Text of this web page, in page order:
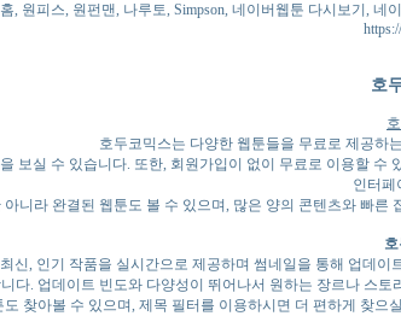
, 원피스, 원펀맨, 나루토, Simpson, 네이버웹툰 다시보기,
호
호두코믹스는 다양한 웹툰들을 무료로 제공하
보실 수 있습니다. 또한, 회원가입이 없이 무료로 이용할
인터페
아니라 완결된 웹툰도 볼 수 있으며, 많은 양의 콘텐츠와 빠
신, 인기 작품을 실시간으로 제공하며 썸네일을 통해 업데
다. 업데이트 빈도와 다양성이 뛰어나서 원하는 장르나 스
찾아볼 수 있으며, 제목 필터를 이용하시면 더 편하게 찾